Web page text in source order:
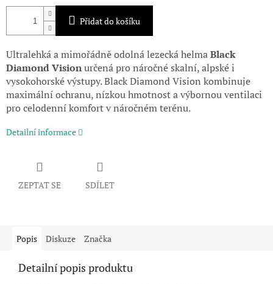
Přidat do košíku
Ultralehká a mimořádně odolná lezecká helmaBlack
Diamond Visionurčená pro náročné skalní, alpské i
vysokohorské výstupy. Black Diamond Vision kombinuje
maximální ochranu, nízkou hmotnost a výbornou ventilaci
pro celodenní komfort v náročném terénu.
Detailní informace
ZEPTAT SE SDÍLET
Popis Diskuze Značka
Detailní popis produktu